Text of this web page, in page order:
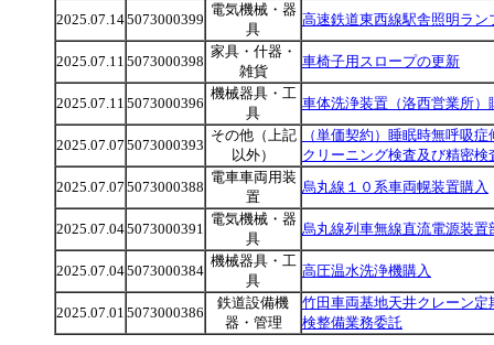
2025.07.145073000399
電気機械・器
具
高速鉄道東西線駅舎照明ラン
2025.07.11 5073000398
家具・什器・
雑貨
車椅子用スロープの更新
2025.07.11 5073000396
機械器具・工
具
車体洗浄装置（洛西営業所）
2025.07.07 5073000393
その他（上記
以外）
（単価契約）睡眠時無呼吸
クリーニング検査及び精密検
2025.07.07 5073000388
電車車両用装
置
烏丸線１０系車両幌装置購入
2025.07.045073000391
電気機械・器
具
烏丸線列車無線直流電源装置
2025.07.045073000384
機械器具・工
具
高圧温水洗浄機購入
2025.07.01 5073000386
鉄道設備機
器・管理
竹田車両基地天井クレーン定
検整備業務委託